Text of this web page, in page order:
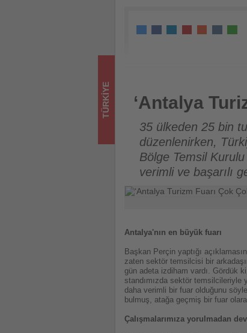
‘Antalya Turizm Fuarı
TÜRKIYE ‘Antalya
35 ülkeden 25 bin
düzenlenirken,
Bölge Temsil
verimli ve başarılı
Antalya'nın en büyük fuarı
Başkan Perçin yaptığı
zaten sektör temsilcisi bir
gün adeta izdiham vardı. Gördük
standımızda sektör temsilcileriyle
daha verimli bir fuar olduğunu
bulmuş, atağa geçmiş bir fuar
Çalışmalarımıza yorulmadan